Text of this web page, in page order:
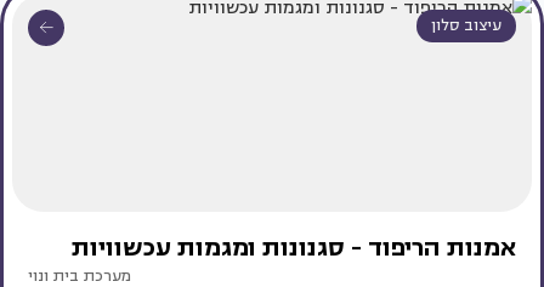
עיצוב סלון
אמנות הריפוד - סגנונות ומגמות עכשוויות
מערכת בית ונוי